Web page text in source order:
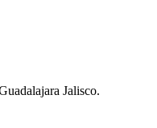
Jalisco.